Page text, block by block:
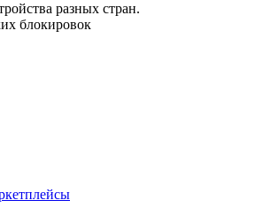
разных стран.
блокировок